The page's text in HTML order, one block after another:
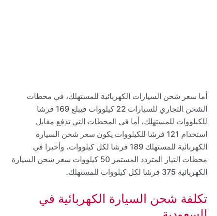
أما سعر شحن السيارات الكهربائية للمستهلك، في محطات
الشحن التجاري للسيارات 22 كيلووات فيبلغ 169 قرشا
للكيلووات للمستهلك، أما في المحطات التي تدفع مقابل
استخدام 121 قرشا للكيلووات يكون سعر شحن السيارة
الكهربائية للمستهلك 189 قرشا لكل كيلووات، وأخيرا في
محطات التيار المتردد المستمر 50 كيلووات سعر شحن السيارة
الكهربائية 375 قرشا لكل كيلووات للمستهلك.
تكلفة شحن السيارة الكهربائية في